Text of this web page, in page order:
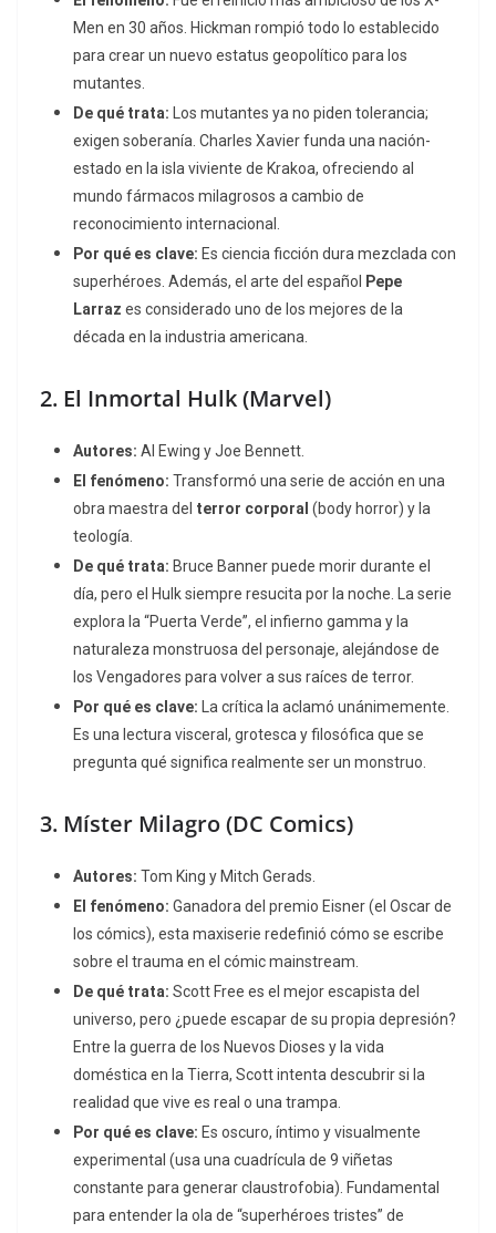
Men en 30 años. Hickman rompió todo lo establecido
para crear un nuevo estatus geopolítico para los
mutantes.
De qué trata: Los mutantes ya no piden tolerancia;
exigen soberanía. Charles Xavier funda una nación-
estado en la isla viviente de Krakoa, ofreciendo al
mundo fármacos milagrosos a cambio de
reconocimiento internacional.
Por qué es clave: Es ciencia ficción dura mezclada con
superhéroes. Además, el arte del español
Pepe
Larraz es considerado uno de los mejores de la
década en la industria americana.
2. El Inmortal Hulk(Marvel)
Autores: Al Ewing y Joe Bennett.
El fenómeno: Transformó una serie de acción en una
obra maestra del terror corporal (body horror) y la
teología.
De qué trata: Bruce Banner puede morir durante el
día, pero el Hulk siempre resucita por la noche. La serie
explora la “Puerta Verde”, el infierno gamma y la
naturaleza monstruosa del personaje, alejándose de
los Vengadores para volver a sus raíces de terror.
Por qué es clave: La crítica la aclamó unánimemente.
Es una lectura visceral, grotesca y filosófica que se
pregunta qué significa realmente ser un monstruo.
3. Míster Milagro(DC Comics)
Autores: Tom King y Mitch Gerads.
El fenómeno: Ganadora del premio Eisner (el Oscar de
los cómics), esta maxiserie redefinió cómo se escribe
sobre el trauma en el cómicmainstream
De qué trata: Scott Free es el mejor escapista del
universo, pero ¿puede escapar de su propia depresión?
Entre la guerra de los Nuevos Dioses y la vida
doméstica en la Tierra, Scott intenta descubrir si la
realidad que vive es real o una trampa.
Por qué es clave: Es oscuro, íntimo y visualmente
experimental (usa una cuadrícula de 9 viñetas
constante para generar claustrofobia). Fundamental
para entender la ola de “superhéroes tristes” de